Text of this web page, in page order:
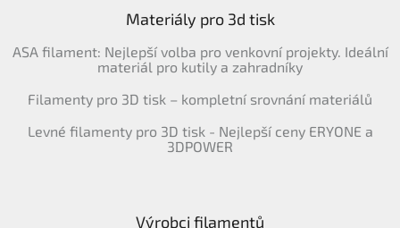
Materiály pro 3d tisk
ASA filament: Nejlepší volba pro venkovní projekty. Ideální
materiál pro kutily a zahradníky
Filamenty pro 3D tisk – kompletní srovnání materiálů
Levné filamenty pro 3D tisk - Nejlepší ceny ERYONE a
3DPOWER
Výrobci filamentů